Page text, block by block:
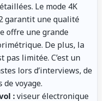
Le mode 4K
garantit une qualité
offre une grande
De plus, la
pas limitée. C’est un
lors d’interviews, de
voyage.
:viseur électronique